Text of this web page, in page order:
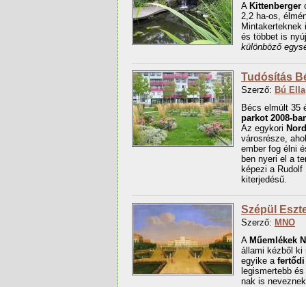
A Kittenberger
2,2 ha-os,
és többet is
különböző
Tudósítás
Szerző: Bú Ella
Bécs elmúlt 35
parkot 2008-
Az egykori
városrésze,
ember fog élni
ben nyeri el a
képezi a
kiterjedésű.
Szépül
Szerző: MNO
A Műemlékek
állami kézből ki
egyike a fertődi
legismertebb
nak is